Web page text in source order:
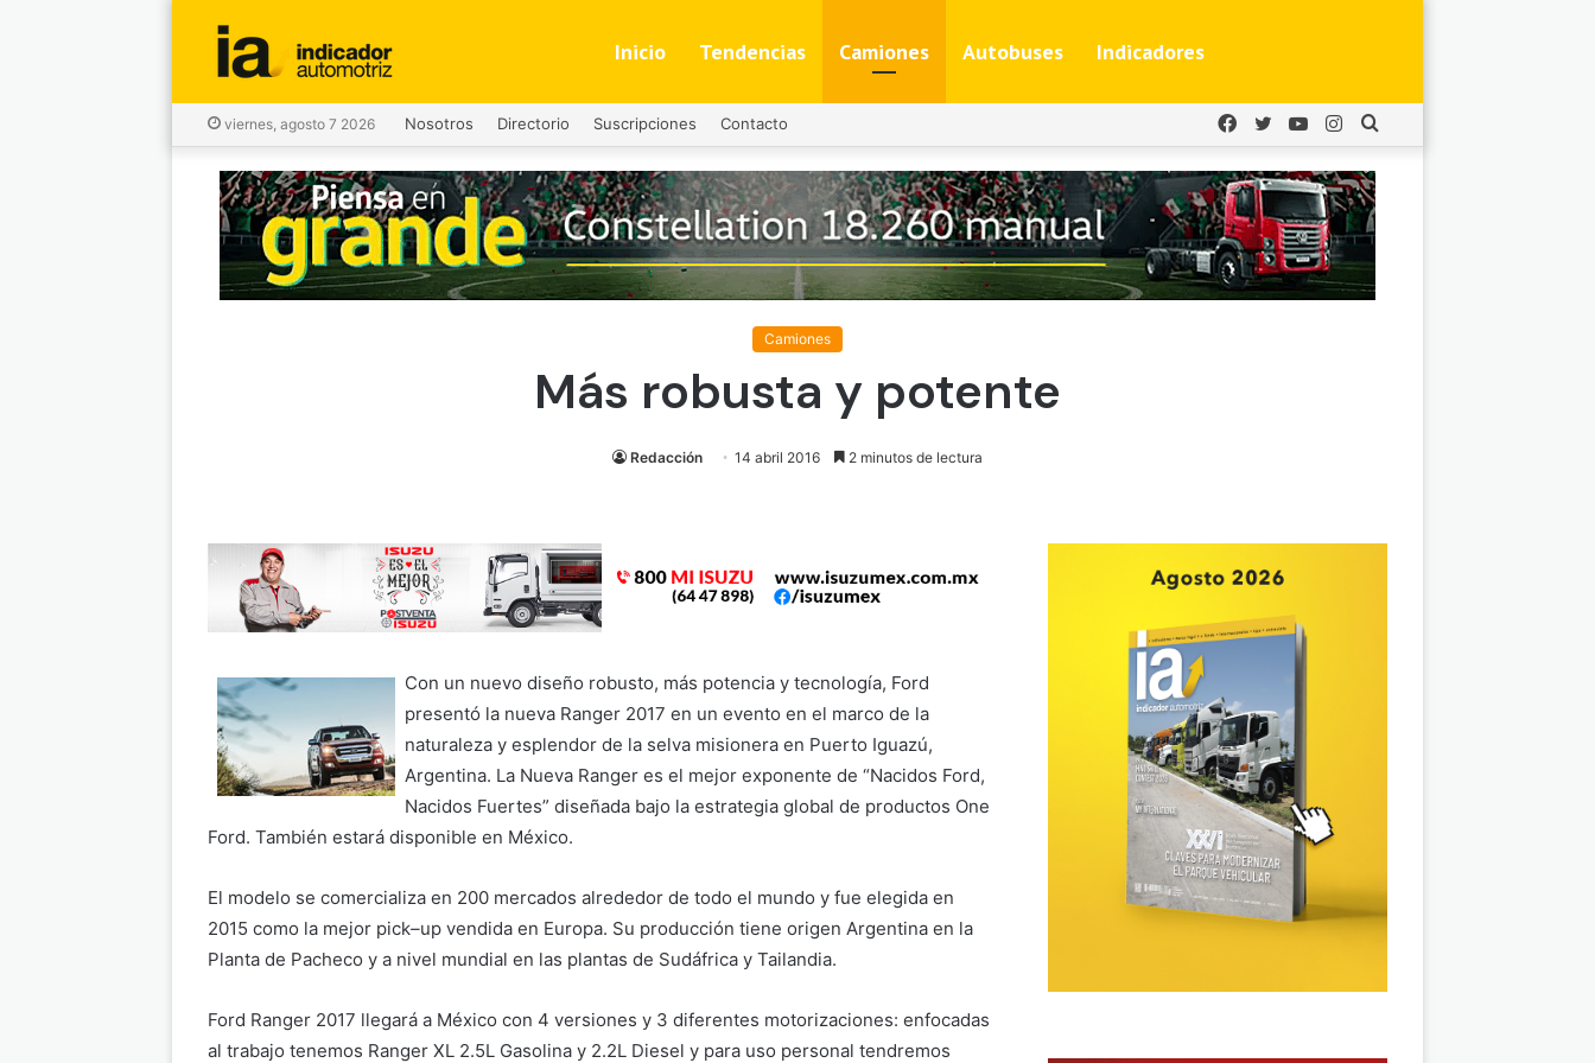
Inicio Tendencias Camiones Autobuses Indicadores
viernes, agosto 7 2026 Nosotros Directorio Suscripciones Contacto
Buscar
Instagram
YouTube
Twitter
Facebook
Camiones
Más robusta y potente
Redacción 14 abril 2016 2 minutos de lectura
Con un nuevo diseño robusto, más potencia y tecnología, Ford
presentó la nueva Ranger 2017 en un evento en el marco de la
naturaleza y esplendor de la selva misionera en Puerto Iguazú,
Argentina. La Nueva Ranger es el mejor exponente de “Nacidos Ford,
Nacidos Fuertes” diseñada bajo la estrategia global de productos One
Ford. También estará disponible en México.
El modelo se comercializa en 200 mercados alrededor de todo el mundo y fue elegida en
2015 como la mejor pick–up vendida en Europa. Su producción tiene origen Argentina en la
Planta de Pacheco y a nivel mundial en las plantas de Sudáfrica y Tailandia.
Ford Ranger 2017 llegará a México con 4 versiones y 3 diferentes motorizaciones: enfocadas
al trabajo tenemos Ranger XL 2.5L Gasolina y 2.2L Diesel y para uso personal tendremos